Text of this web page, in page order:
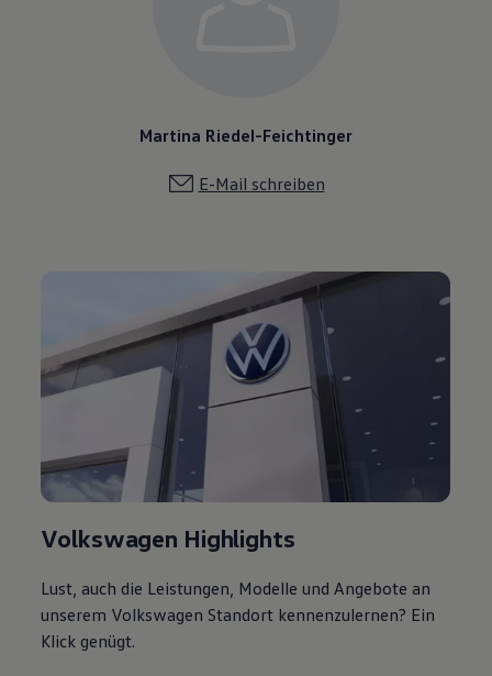
Martina Riedel-Feichtinger
E-Mail schreiben
Volkswagen Highlights
Lust, auch die Leistungen, Modelle und Angebote an
unserem Volkswagen Standort kennenzulernen? Ein
Klick genügt.